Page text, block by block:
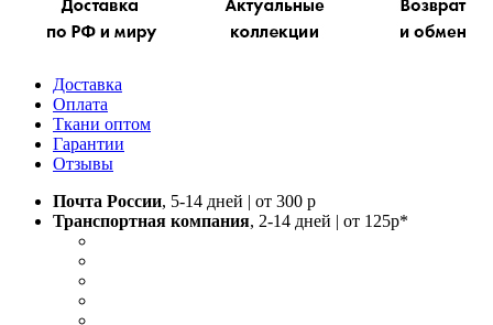
Доставка
Оплата
Ткани оптом
Гарантии
Отзывы
Почта России, 5-14 дней | от 300 р
Транспортная компания, 2-14 дней | от 125р*